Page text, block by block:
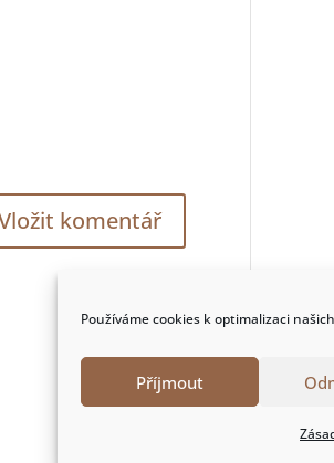
Používáme cookies k optimalizaci
Příjmout